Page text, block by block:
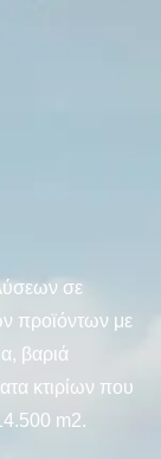
σε
προϊόντων με
βαριά
κτιρίων που
m2.